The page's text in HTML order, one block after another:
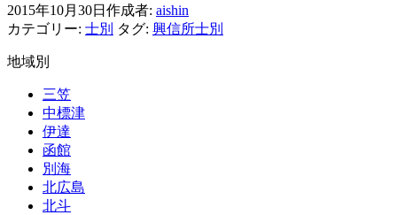
も
離
問
題
2015年10月30日 作成者: aishin
カテゴリー: 士別 タグ: 興信所士別
地域別
三笠
中標津
伊達
函館
別海
北広島
北斗